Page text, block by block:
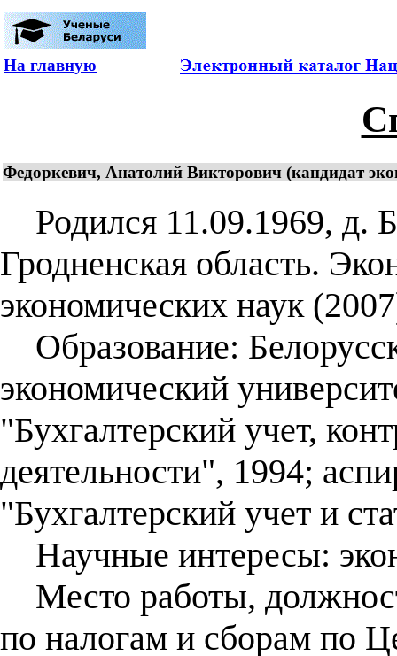
На главную
Федоркевич, Анатолий Викторович (кандидат
Родился 11.09.1969, д.
Гродненская область.
экономических наук
Образование:
экономический
"Бухгалтерский учет,
деятельности", 1994;
"Бухгалтерский учет и
Научные интересы:
Место работы,
по налогам и сборам по